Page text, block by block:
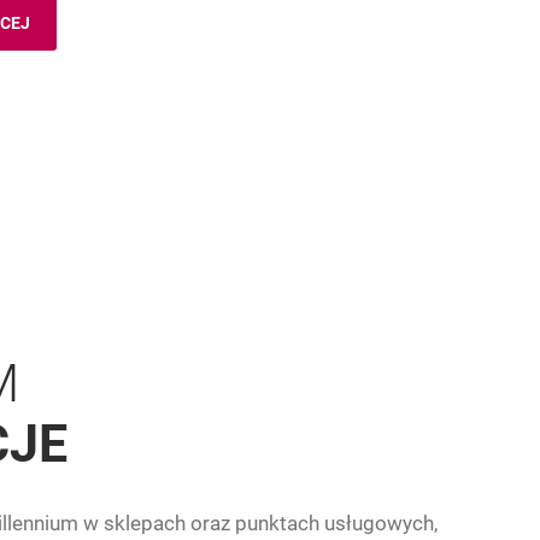
I WYGODA
w sklepach oraz punktach usługowych,